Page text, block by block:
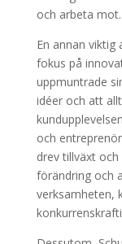
och arbeta mot.
En annan viktig
fokus på
uppmuntrade
idéer och att
och
drev tillväxt
förändring och
verksamheten,